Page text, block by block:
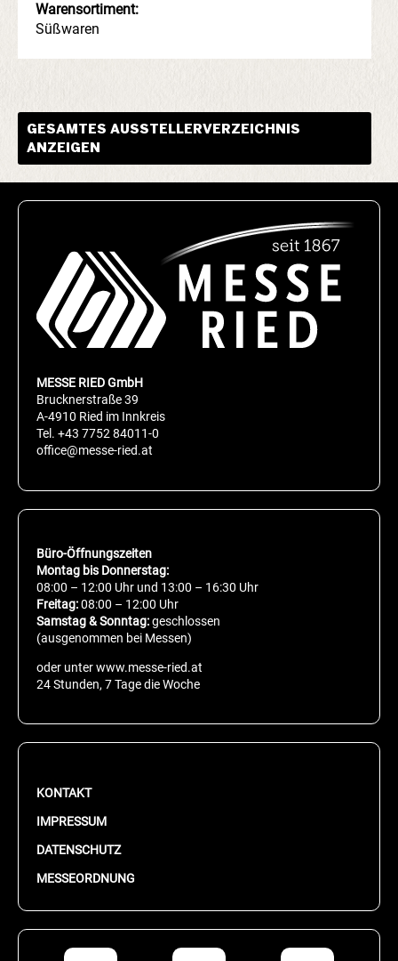
Warensortiment:
Süßwaren
GESAMTES AUSSTELLERVERZEICHNIS
ANZEIGEN
MESSE RIED GmbH
Brucknerstraße 39
A-4910 Ried im Innkreis
Tel. +43 7752 84011-0
office@messe-ried.at
Büro-Öffnungszeiten
Montag bis Donnerstag:
08:00 – 12:00 Uhr und 13:00 – 16:30 Uhr
Freitag:08:00 – 12:00 Uhr
Samstag & Sonntag:geschlossen
(ausgenommen bei Messen)
oder unter www.messe-ried.at
24 Stunden, 7 Tage die Woche
KONTAKT
IMPRESSUM
DATENSCHUTZ
MESSEORDNUNG